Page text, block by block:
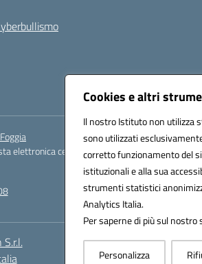
Cookies e altri
Il nostro Istituto non utilizza
sono utilizzati
corretto funzionamento del
istituzionali e alla sua
strumenti statistici
Analytics Italia.
Per saperne di più sul nostro
Personalizza
elettronica certificata (PEC):